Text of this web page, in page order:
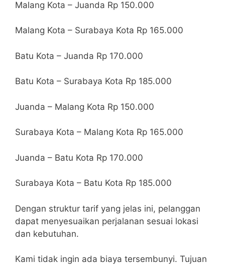
Malang Kota – Juanda Rp 150.000
Malang Kota – Surabaya Kota Rp 165.000
Batu Kota – Juanda Rp 170.000
Batu Kota – Surabaya Kota Rp 185.000
Juanda – Malang Kota Rp 150.000
Surabaya Kota – Malang Kota Rp 165.000
Juanda – Batu Kota Rp 170.000
Surabaya Kota – Batu Kota Rp 185.000
Dengan struktur tarif yang jelas ini, pelanggan
dapat menyesuaikan perjalanan sesuai lokasi
dan kebutuhan.
Kami tidak ingin ada biaya tersembunyi. Tujuan